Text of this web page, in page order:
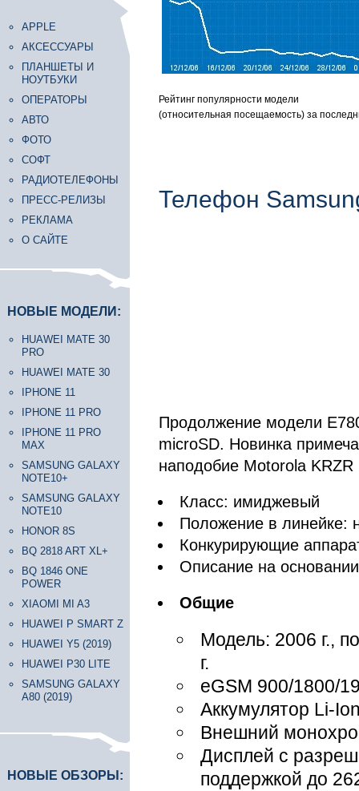
APPLE
АКСЕССУАРЫ
ПЛАНШЕТЫ И
НОУТБУКИ
ОПЕРАТОРЫ
АВТО
ФОТО
СОФТ
РАДИОТЕЛЕФОНЫ
ПРЕСС-РЕЛИЗЫ
РЕКЛАМА
О САЙТЕ
НОВЫЕ МОДЕЛИ:
HUAWEI MATE 30
PRO
HUAWEI MATE 30
IPHONE 11
IPHONE 11 PRO
IPHONE 11 PRO
MAX
SAMSUNG GALAXY
NOTE10+
SAMSUNG GALAXY
NOTE10
HONOR 8S
BQ 2818 ART XL+
BQ 1846 ONE
POWER
XIAOMI MI A3
HUAWEI P SMART Z
HUAWEI Y5 (2019)
HUAWEI P30 LITE
SAMSUNG GALAXY
A80 (2019)
НОВЫЕ ОБЗОРЫ:
Рейтинг популярности модели
(относительная посещаемость) за
Телефон
Продолжение модели
microSD. Новинка
наподобие Motorola
Класс: имиджевый
Положение в линейке:
Конкурирующие
Описание на
Общие
Модель: 2006 г.,
г.
eGSM 900/1800/
Аккумулятор Li-
Внешний
Дисплей с
поддержкой до